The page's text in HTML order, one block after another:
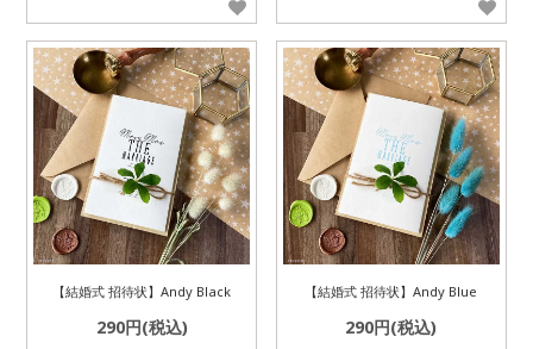
【結婚式 招待状】Andy Black
290円(税込)
【結婚式 招待状】Andy Blue
290円(税込)